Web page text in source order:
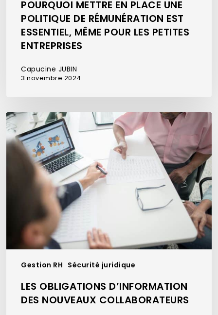
POURQUOI METTRE EN PLACE UNE
POLITIQUE DE RÉMUNÉRATION EST
ESSENTIEL, MÊME POUR LES PETITES
ENTREPRISES
Capucine JUBIN
3 novembre 2024
Gestion RH Sécurité juridique
Les
obligations
d’information
des
nouveaux
collaborateurs
LES OBLIGATIONS D’INFORMATION
DES NOUVEAUX COLLABORATEURS